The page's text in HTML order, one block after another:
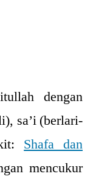
dengan
sa’i (berlari-
Shafa dan
mencukur